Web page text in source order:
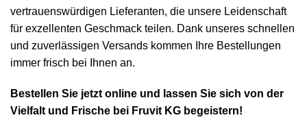
vertrauenswürdigen Lieferanten, die unsere Leidenschaft
für exzellenten Geschmack teilen. Dank unseres schnellen
und zuverlässigen Versands kommen Ihre Bestellungen
immer frisch bei Ihnen an.
Bestellen Sie jetzt online und lassen Sie sich von der
Vielfalt und Frische bei Fruvit KG begeistern!